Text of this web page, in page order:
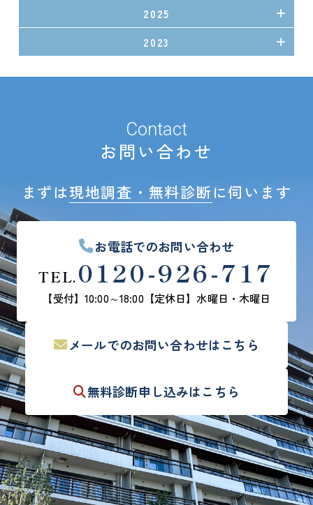
2025
2023
Contact
お問い合わせ
まずは現地調査・無料診断 に伺います
お電話でのお問い合わせ
TEL.0120-926-717
【受付】10:00～18:00 【定休日】水曜日・木曜日
メールでのお問い合わせはこちら
無料診断申し込みはこちら